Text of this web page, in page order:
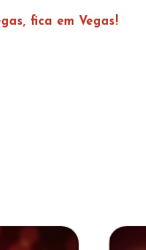
fica em Vegas!